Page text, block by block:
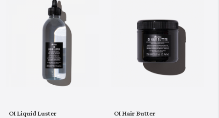
OI Liquid Luster OI Hair Butter